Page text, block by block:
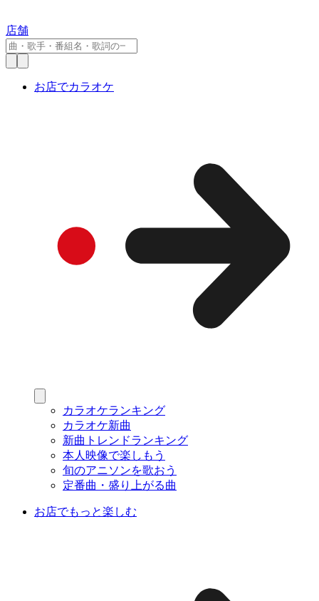
店舗
お店でカラオケ
カラオケランキング
カラオケ新曲
新曲トレンドランキング
本人映像で楽しもう
旬のアニソンを歌おう
定番曲・盛り上がる曲
お店でもっと楽しむ